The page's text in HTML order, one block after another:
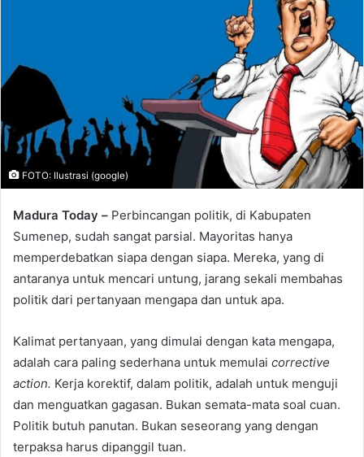
i
l
FOTO: Ilustrasi (google)
Madura Today – Perbincangan politik, di Kabupaten
Sumenep, sudah sangat parsial. Mayoritas hanya
memperdebatkan siapa dengan siapa. Mereka, yang di
antaranya untuk mencari untung, jarang sekali membahas
politik dari pertanyaan mengapa dan untuk apa.
Kalimat pertanyaan, yang dimulai dengan kata mengapa,
adalah cara paling sederhana untuk memulai corrective
action. Kerja korektif, dalam politik, adalah untuk menguji
dan menguatkan gagasan. Bukan semata-mata soal cuan.
Politik butuh panutan. Bukan seseorang yang dengan
terpaksa harus dipanggil tuan.